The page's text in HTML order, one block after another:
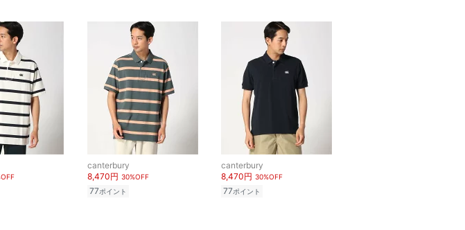
canterbury
8,470円 30%OFF
77ポイント
canterbury
8,470円 30%OFF
77ポイント